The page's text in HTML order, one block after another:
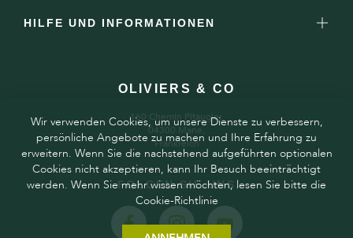
HILFE UND INFORMATIONEN
OLIVIERS & CO
160 Chemin Pitaugier,
04300 Mane,
Frankreich
FOLGEN SIE UNS
Wir verwenden Cookies, um unsere Dienste zu verbessern,
persönliche Angebote zu machen und Ihre Erfahrung zu
erweitern. Wenn Sie die nachstehend aufgeführten optionalen
Cookies nicht akzeptieren, kann Ihr Besuch beeinträchtigt
werden. Wenn Sie mehr wissen möchten, lesen Sie bitte die
Cookie-Richtlinie